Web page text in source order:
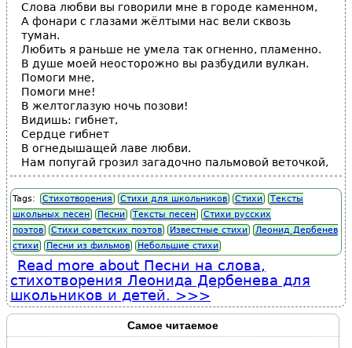
Слова любви вы говорили мне в городе каменном,
А фонари с глазами жёлтыми нас вели сквозь
туман.
Любить я раньше не умела так огненно, пламенно.
В душе моей неосторожно вы разбудили вулкан.
Помоги мне,
Помоги мне!
В желтоглазую ночь позови!
Видишь: гибнет,
Сердце гибнет
В огнедышащей лаве любви.
Нам попугай грозил загадочно пальмовой веточкой,
Tags: Стихотворения Стихи для школьников Стихи
Тексты
школьных песен
Песни Тексты песен
Стихи русских
поэтов
Стихи советских поэтов Известные стихи
Леонид Дербенев
стихи
Песни из фильмов Небольшие стихи
Read more about Песни на слова,
стихотворения Леонида Дербенева для
школьников и детей.
Самое читаемое